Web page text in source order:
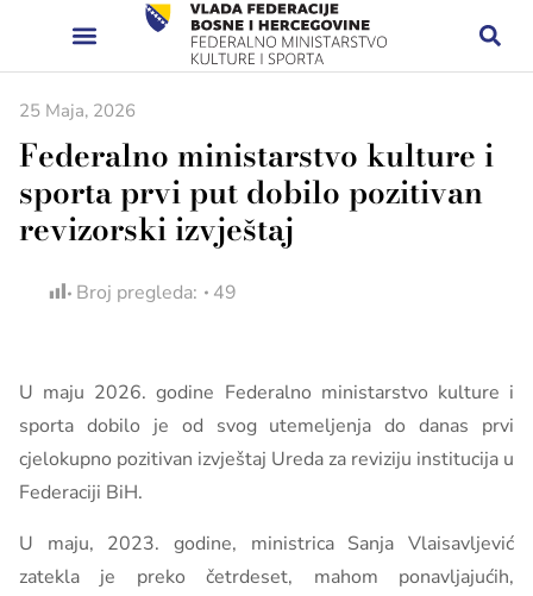
25 Maja, 2026
Federalno ministarstvo kulture i
sporta prvi put dobilo pozitivan
revizorski izvještaj
Broj pregleda: 49
U maju 2026. godine Federalno ministarstvo kulture i
sporta dobilo je od svog utemeljenja do danas prvi
cjelokupno pozitivan izvještaj Ureda za reviziju institucija u
Federaciji BiH.
U maju, 2023. godine, ministrica Sanja Vlaisavljević
zatekla je preko četrdeset, mahom ponavljajućih,